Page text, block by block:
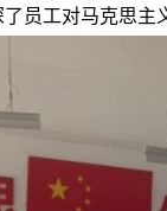
员工对马克思主